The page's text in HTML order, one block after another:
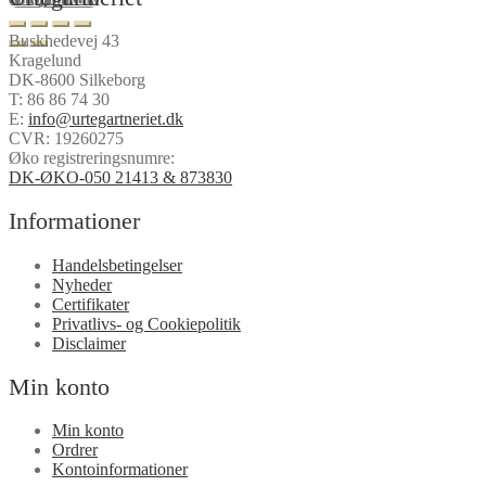
Buskhedevej 43
Kragelund
DK-8600 Silkeborg
T: 86 86 74 30
E: info@urtegartneriet.dk
CVR: 19260275
Øko registreringsnumre:
DK-ØKO-050 21413 & 873830
Informationer
Handelsbetingelser
Nyheder
Certifikater
Privatlivs- og Cookiepolitik
Disclaimer
Min konto
Min konto
Ordrer
Kontoinformationer